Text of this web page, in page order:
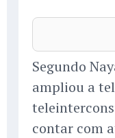
Segundo
ampliou a
contar com